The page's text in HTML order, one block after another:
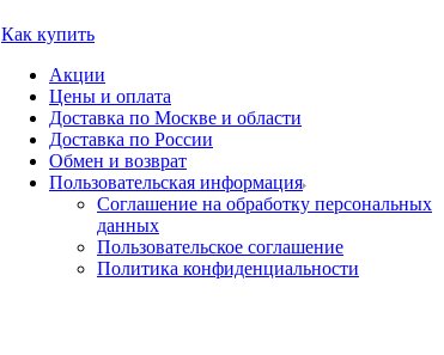
Как купить
Акции
Цены и оплата
Доставка по Москве и области
Доставка по России
Обмен и возврат
Пользовательская информация
Соглашение на обработку персональных
данных
Пользовательское соглашение
Политика конфиденциальности